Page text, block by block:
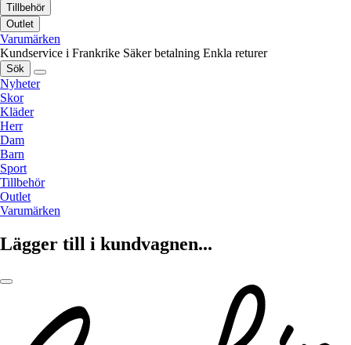
Tillbehör
Outlet
Varumärken
Kundservice i Frankrike Säker betalning Enkla returer
Sök
Nyheter
Skor
Kläder
Herr
Dam
Barn
Sport
Tillbehör
Outlet
Varumärken
Lägger till i kundvagnen...